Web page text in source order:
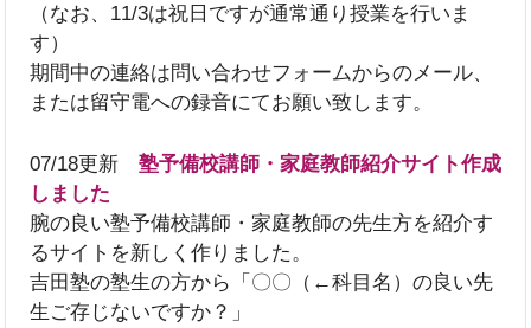
（なお、11/3は祝日ですが通常通り授業を行いま
す）
期間中の連絡は問い合わせフォームからのメール、
または留守電への録音にてお願い致します。
07/18更新 塾予備校講師・家庭教師紹介サイト作成
しました
腕の良い塾予備校講師・家庭教師の先生方を紹介す
るサイトを新しく作りました。
吉田塾の塾生の方から「〇〇（←科目名）の良い先
生ご存じないですか？」